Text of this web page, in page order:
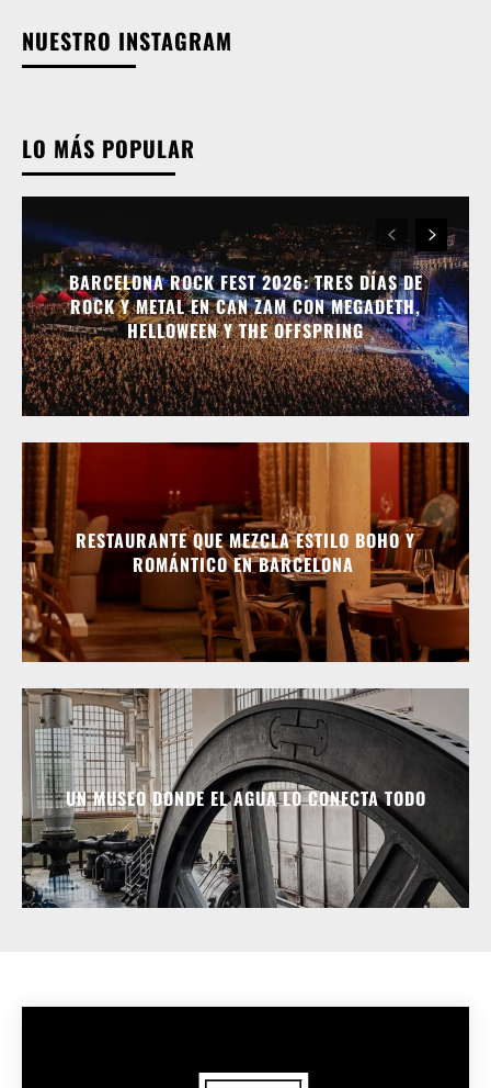
NUESTRO INSTAGRAM
LO MÁS POPULAR
BARCELONA ROCK FEST 2026: TRES DÍAS DE
ROCK Y METAL EN CAN ZAM CON MEGADETH,
HELLOWEEN Y THE OFFSPRING
RESTAURANTE QUE MEZCLA ESTILO BOHO Y
ROMÁNTICO EN BARCELONA
UN MUSEO DONDE EL AGUA LO CONECTA TODO